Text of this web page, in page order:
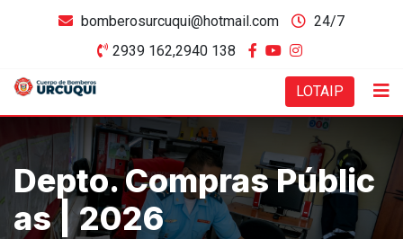
bomberosurcuqui@hotmail.com
24/7
2939 162,2940 138
LOTAIP
Depto. Compras Públic
As | 2026